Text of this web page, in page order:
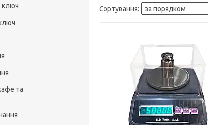
ключ
та